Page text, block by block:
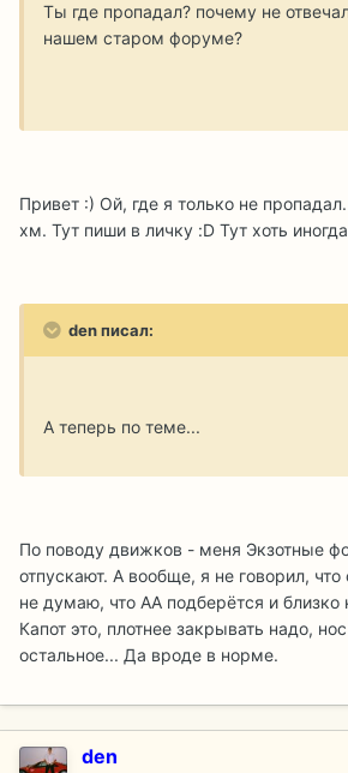
Ты где пропадал? почему не
нашем старом форуме?
Привет :) Ой, где я только не
хм. Тут пиши в личку :D Тут хоть
den писал:
А теперь по теме...
По поводу движков - меня Экзотные
отпускают. А вообще, я не говорил, что
не думаю, что АА подберётся и
Капот это, плотнее закрывать надо,
остальное... Да вроде в норме.
den